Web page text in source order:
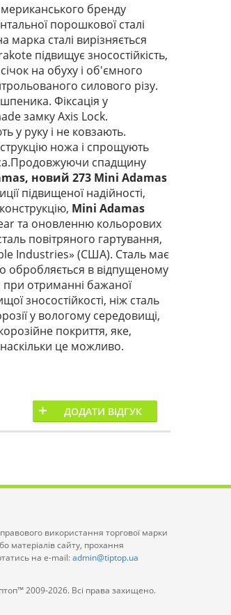
бренду
порошкової сталі
сталі вирізняється
підвищує зносостійкість,
на обуху і об'ємного
силового різу.
Фіксація у
замку Axis Lock.
у руку і не ковзають.
ножа і спрощують
спадщину
новий 273 Mini Adamas
підвищеної надійності,
Mini Adamas
та оновленню кольорових
повітряного гартування,
Industries» (США). Сталь має
обробляється в відпущеному
при отриманні бажаної
зносостійкості, ніж сталь
у вологому середовищі,
покриття, яке,
це можливо.
ДОДАТИ ВІДГУК
використання торгової марки
матеріалів сайту, прохання
на e-mail:admin@tiptop.ua
2009-2026. Всі права захищено.